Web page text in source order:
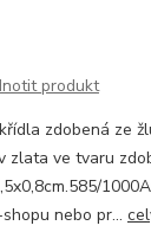
produkt
zdobená ze
zlata ve tvaru
nebo pr...